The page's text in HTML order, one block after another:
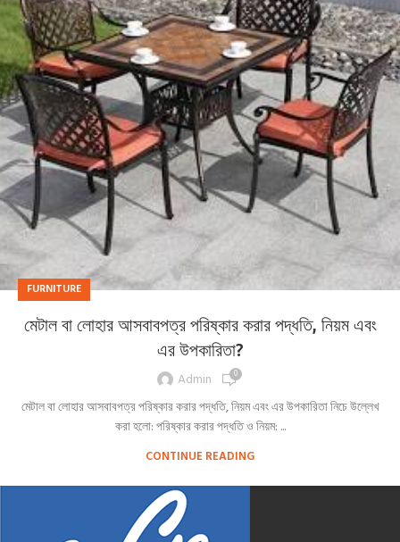
FURNITURE
মেটাল বা লোহার আসবাবপত্র পরিষ্কার করার পদ্ধতি, নিয়ম এবং
এর উপকারিতা?
Admin
0
মেটাল বা লোহার আসবাবপত্র পরিষ্কার করার পদ্ধতি, নিয়ম এবং এর উপকারিতা নিচে উল্লেখ
করা হলো: পরিষ্কার করার পদ্ধতি ও নিয়ম: ...
CONTINUE READING